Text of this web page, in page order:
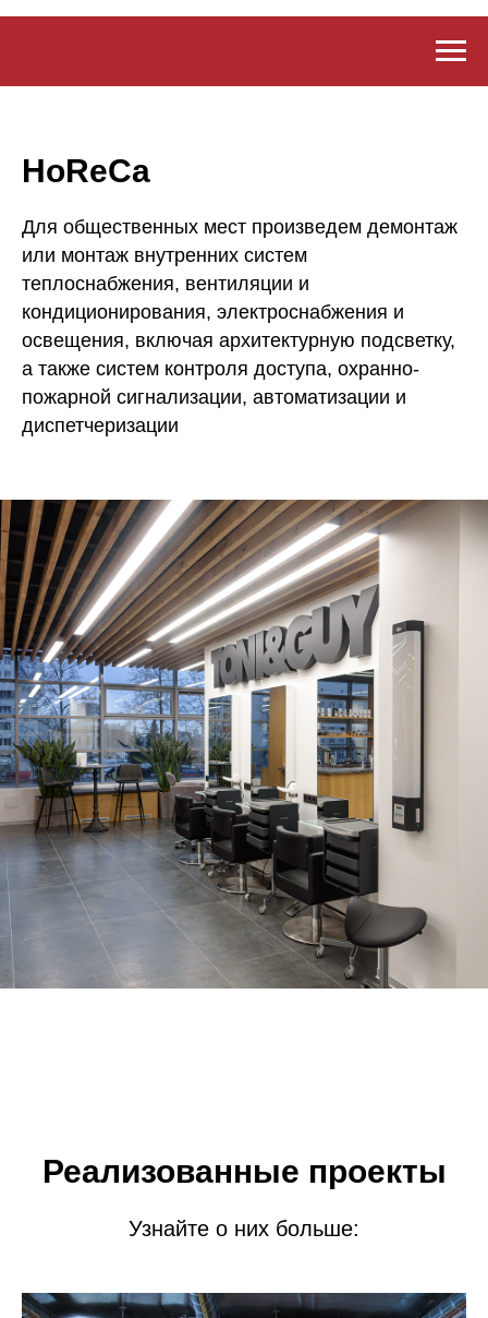
HoReCa
Для общественных мест произведем демонтаж
или монтаж внутренних систем
теплоснабжения, вентиляции и
кондиционирования, электроснабжения и
освещения, включая архитектурную подсветку,
а также систем контроля доступа, охранно-
пожарной сигнализации, автоматизации и
диспетчеризации
Реализованные проекты
Узнайте о них больше: